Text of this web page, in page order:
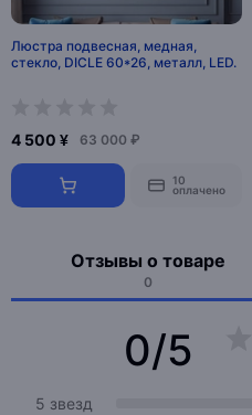
Люстра подвесная, медная,
стекло, DICLE 60*26, металл, LED.
4 500 ¥ 63 000 ₽
10
оплачено
Отзывы о товаре
0
0/5
5 звезд